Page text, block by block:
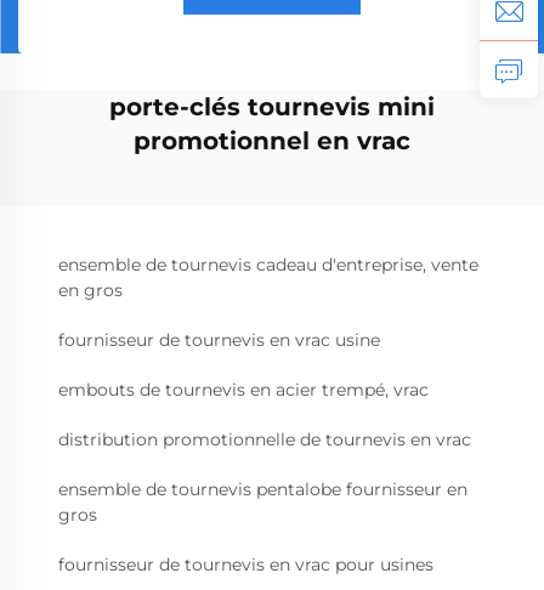
porte-clés tournevis mini
promotionnel en vrac
ensemble de tournevis cadeau d'entreprise, vente
en gros
fournisseur de tournevis en vrac usine
embouts de tournevis en acier trempé, vrac
distribution promotionnelle de tournevis en vrac
ensemble de tournevis pentalobe fournisseur en
gros
fournisseur de tournevis en vrac pour usines